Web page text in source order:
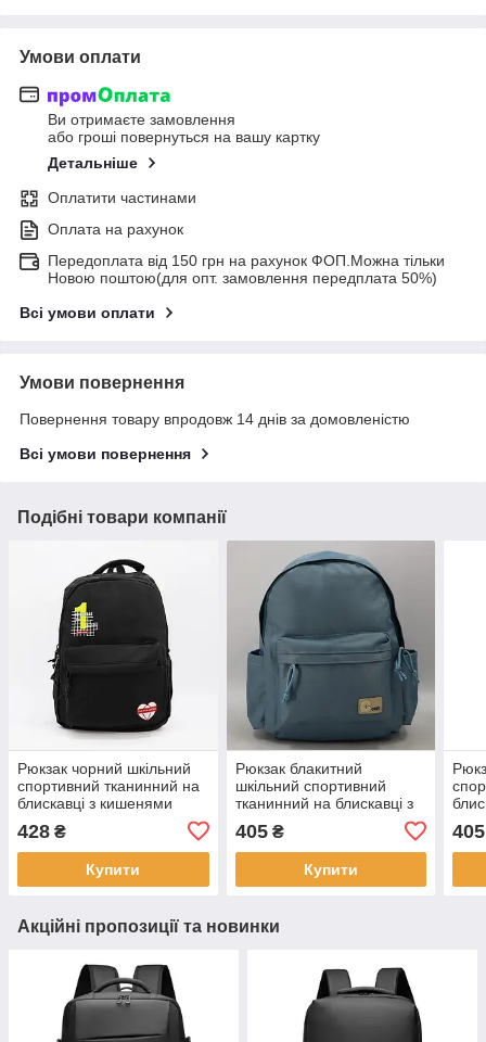
Умови оплати
Ви отримаєте замовлення
або гроші повернуться на вашу картку
Детальніше
Оплатити частинами
Оплата на рахунок
Передоплата від 150 грн на рахунок ФОП.Можна тільки
Новою поштою(для опт. замовлення передплата 50%)
Всі умови оплати
Умови повернення
Повернення товару впродовж 14 днів за домовленістю
Всі умови повернення
Подібні товари компанії
Рюкзак чорний шкільний
спортивний тканинний на
блискавці з кишенями
428 ₴
Купити
Рюкзак блакитний
шкільний спортивний
тканинний на блискавці з
кишенями 39*30 см Cans
405₴
Купити
405
Акційні пропозиції та новинки